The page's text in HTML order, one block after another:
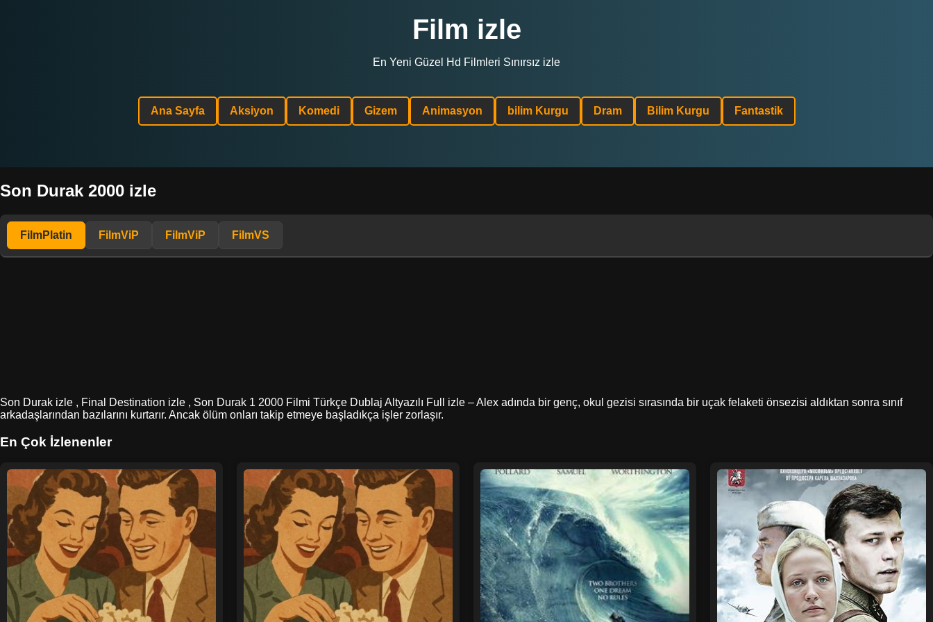
Film izle
En Yeni Güzel Hd Filmleri Sınırsız izle
Ana Sayfa Aksiyon Komedi Gizem Animasyon bilim Kurgu Dram Bilim Kurgu Fantastik
Son Durak 2000 izle
FilmPlatin FilmViP FilmViP FilmVS
Son Durak izle , Final Destination izle , Son Durak 1 2000 Filmi Türkçe Dublaj Altyazılı Full izle – Alex adında bir genç, okul gezisi sırasında bir uçak felaketi önsezisi aldıktan sonra sınıf
arkadaşlarından bazılarını kurtarır. Ancak ölüm onları takip etmeye başladıkça işler zorlaşır.
En Çok İzlenenler